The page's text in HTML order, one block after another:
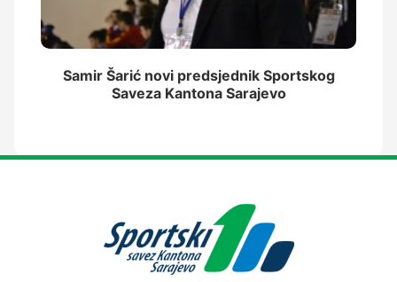
Samir Šarić novi predsjednik Sportskog
Saveza Kantona Sarajevo